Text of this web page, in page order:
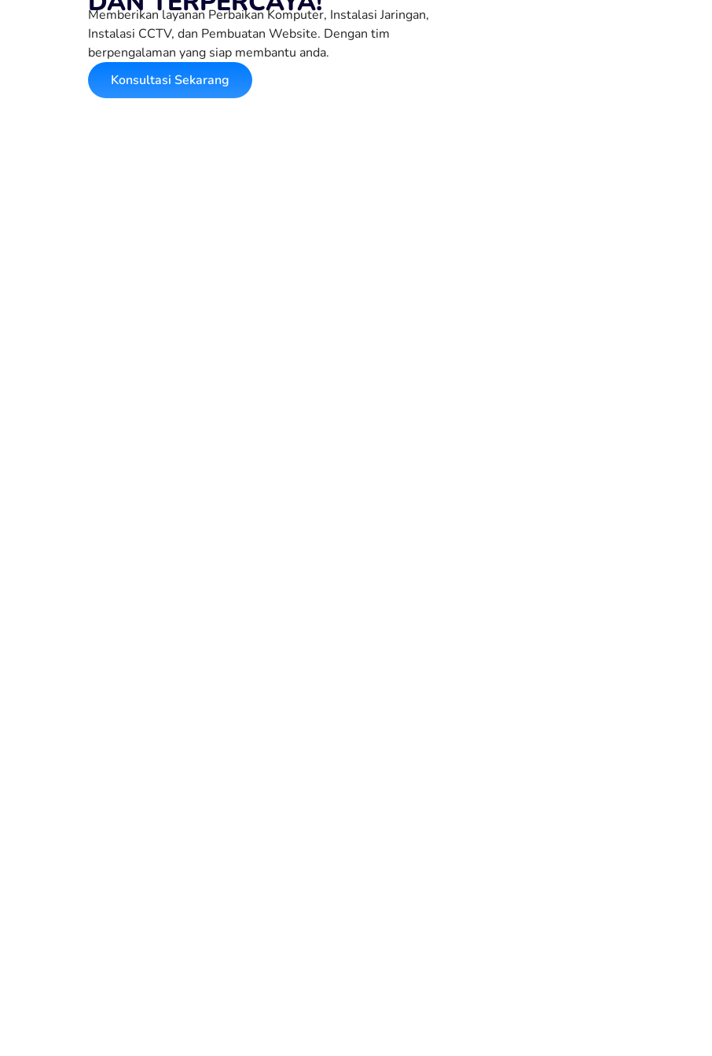
Memberikan layanan Perbaikan Komputer, Instalasi Jaringan,
Instalasi CCTV, dan Pembuatan Website. Dengan tim
berpengalaman yang siap membantu anda.
Konsultasi Sekarang